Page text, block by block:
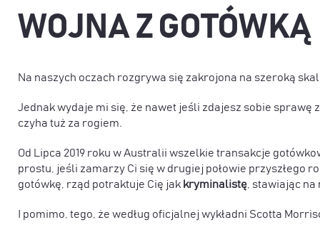
WOJNA Z GOTÓWKĄ
Na naszych oczach rozgrywa się zakrojona na szeroką
Jednak wydaje mi się, że nawet jeśli zdajesz sobie
czyha tuż za rogiem.
Od Lipca 2019 roku w Australii wszelkie transakcje
prostu, jeśli zamarzy Ci się w drugiej połowie przyszłego
gotówkę, rząd potraktuje Cię jakkryminalistę, stawiając
I pomimo, tego, że według oficjalnej wykładni Scotta